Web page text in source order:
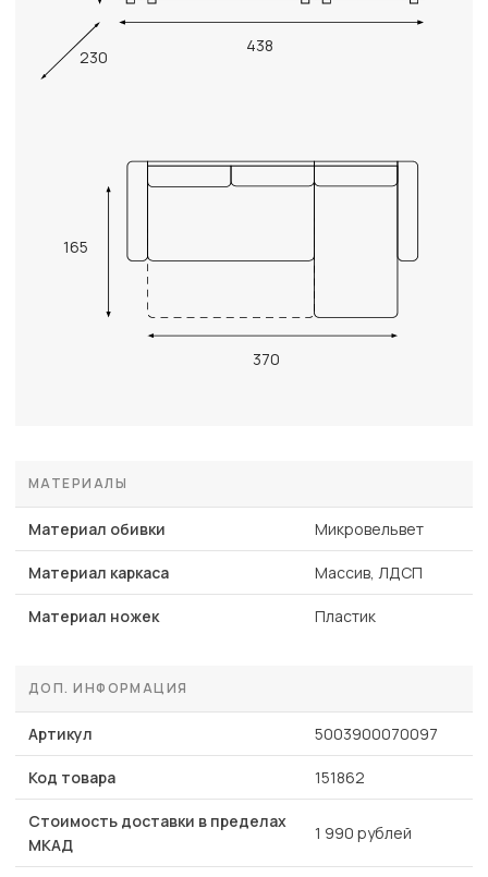
438
230
165
370
МАТЕРИАЛЫ
Материал обивки Микровельвет
Материал каркаса Массив, ЛДСП
Материал ножек Пластик
ДОП. ИНФОРМАЦИЯ
Артикул 5003900070097
Код товара 151862
Стоимость доставки в пределах
МКАД
1 990 рублей